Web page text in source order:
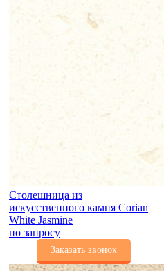
Столешница из
искусственного камня Corian
White Jasmine
по запросу
Заказать звонок